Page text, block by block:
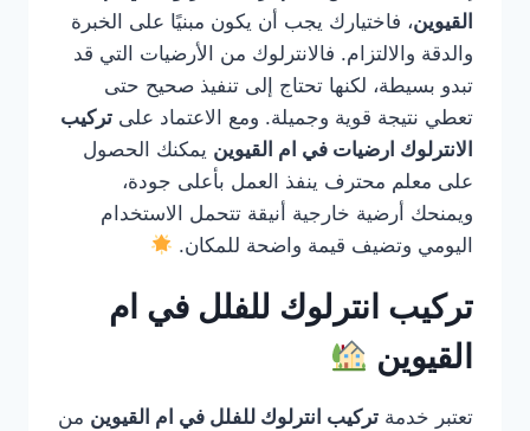
القيوين، فاختيارك يجب أن يكون مبنيًا على الخبرة
والدقة والالتزام. فالانترلوك من الأرضيات التي قد
تبدو بسيطة، لكنها تحتاج إلى تنفيذ صحيح حتى
تعطي نتيجة قوية وجميلة. ومع الاعتماد على تركيب
الانترلوك ارضيات في ام القيوين يمكنك الحصول
على معلم محترف ينفذ العمل بأعلى جودة،
ويمنحك أرضية خارجية أنيقة تتحمل الاستخدام
اليومي وتضيف قيمة واضحة للمكان.
تركيب انترلوك للفلل في ام
القيوين
تعتبر خدمة تركيب انترلوك للفلل في ام القيوين من